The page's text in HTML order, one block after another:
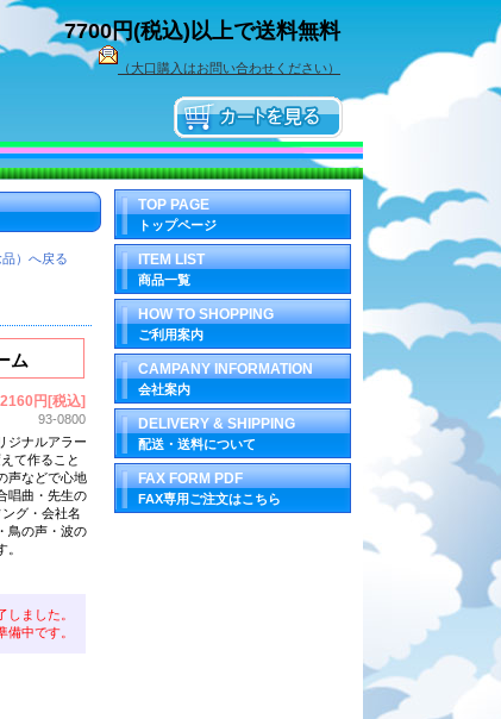
7700円(税込)以上で送料無料
（大口購入はお問い合わせください）
）へ戻る
ム
2160円[税込]
93-0800
ジナルアラー
て作ること
声などで心地
唱曲・先生の
グ・会社名
鳥の声・波の
しました。
備中です。
TOP PAGE
トップページ
ITEM LIST
商品一覧
HOW TO SHOPPING
ご利用案内
CAMPANY INFORMATION
会社案内
DELIVERY & SHIPPING
配送・送料について
FAX FORM PDF
FAX専用ご注文はこちら